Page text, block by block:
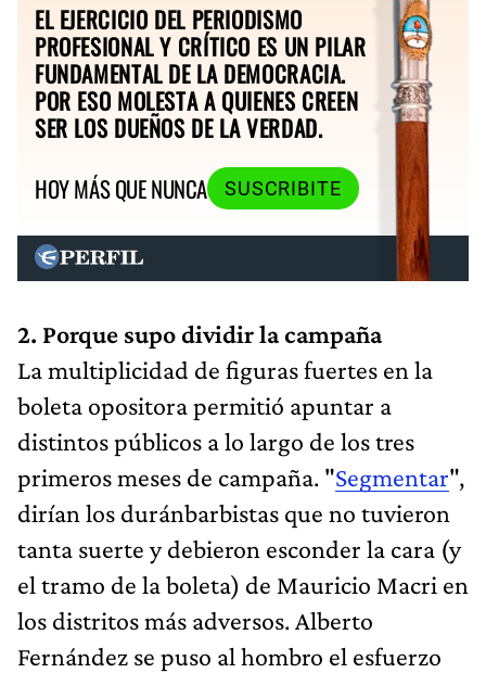
EL EJERCICIO DEL PERIODISMO
PROFESIONAL Y CRÍTICO ES UN PILAR
FUNDAMENTAL DE LA DEMOCRACIA.
POR ESO MOLESTA A QUIENES CREEN
SER LOS DUEÑOS DE LA VERDAD.
HOY MÁS QUE NUNCA
SUSCRIBITE
2. Porque supo dividir la campaña
La multiplicidad de figuras fuertes en la
boleta opositora permitió apuntar a
distintos públicos a lo largo de los tres
primeros meses de campaña. "Segmentar",
dirían los duránbarbistas que no tuvieron
tanta suerte y debieron esconder la cara (y
el tramo de la boleta) de Mauricio Macri en
los distritos más adversos. Alberto
Fernández se puso al hombro el esfuerzo